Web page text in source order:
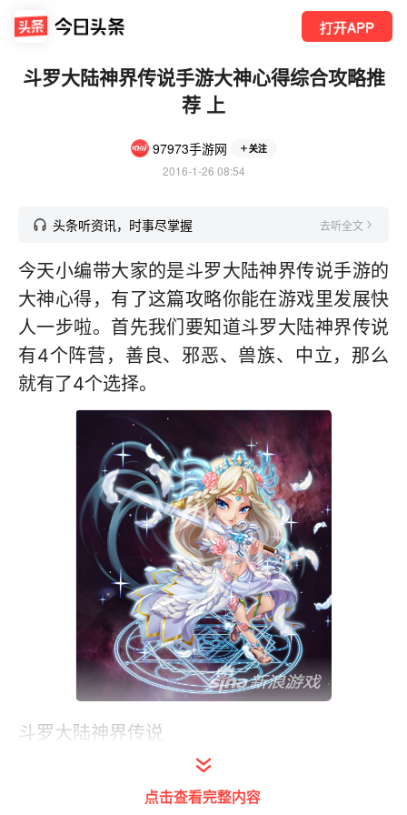
打开APP
斗罗大陆神界传说手游大神心得综合攻略推
荐 上
97973手游网 关注
2016-1-26 08:54
头条听资讯，时事尽掌握 去听全文
今天小编带大家的是斗罗大陆神界传说手游的
大神心得，有了这篇攻略你能在游戏里发展快
人一步啦。首先我们要知道斗罗大陆神界传说
有4个阵营，善良、邪恶、兽族、中立，那么
就有了4个选择。
斗罗大陆神界传说
善良主流唐三、凤凰神、速度之神、。碟神、
战神。善良属于后排切割与持续灼烧！邪恶主
点击查看完整内容